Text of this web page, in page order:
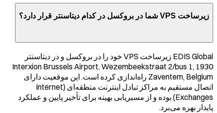
زیرساخت VPS شما در بروکسل در کدام دیتاسنتر قرار دارد؟
EDIS Global زیرساخت VPS خود را در بروکسل و در دیتاسنتر
Interxion Brussels Airport, Wezembeekstraat 2/bus 1, 1930
Zaventem, Belgium راه‌اندازی کرده است. این موقعیت دارای
اتصال مستقیم به مراکز تبادل اینترنت منطقه‌ای (Internet
Exchanges) بوده و از مسیریابی بهینه برای تأخیر پایین و عملکرد
پایدار بهره می‌برد.